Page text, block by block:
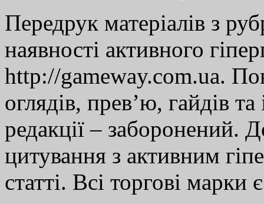
Передрук матеріалів з
наявності активного
http://gameway.com.ua.
оглядів, прев’ю, гайдів
редакції – заборонений.
цитування з активним
статті. Всі торгові марки